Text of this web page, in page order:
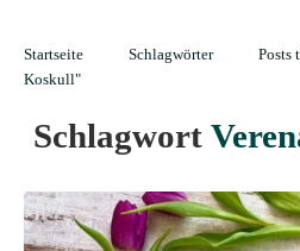
Startseite Schlagwörter
Posts
Koskull"
Schlagwort